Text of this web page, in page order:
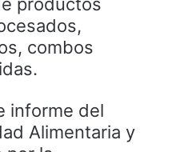
productos
combos
informe del
Alimentaria y